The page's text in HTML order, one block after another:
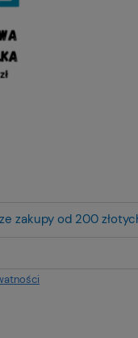
zakupy od 200